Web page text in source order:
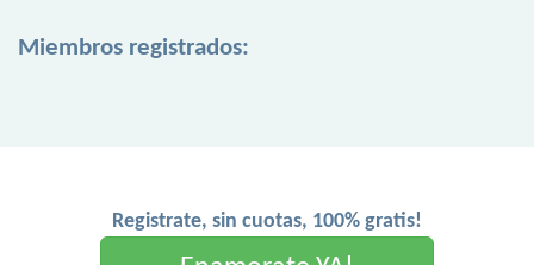
Miembros registrados:
Registrate, sin cuotas, 100% gratis!